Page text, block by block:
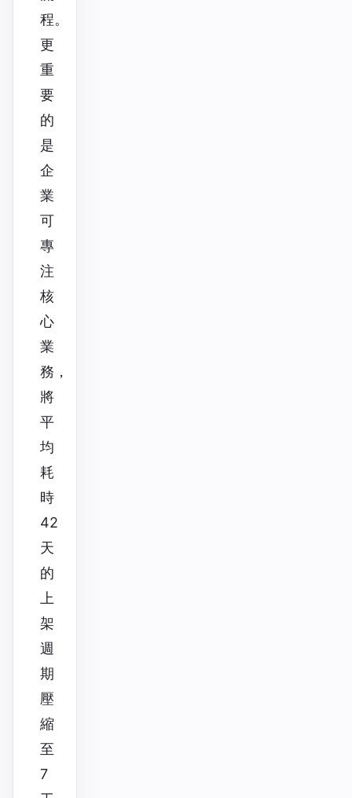
程。
更
重
要
的
是
企
業
可
專
注
核
心
業
務，
將
平
均
耗
時
42
天
的
上
架
週
期
壓
縮
至
7